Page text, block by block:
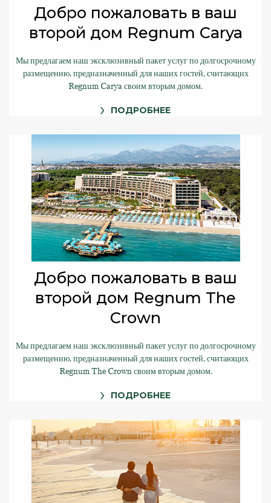
Добро пожаловать в ваш
второй дом Regnum Carya
Мы предлагаем наш эксклюзивный пакет услуг по долгосрочному
размещению, предназначенный для наших гостей, считающих
Regnum Carya своим вторым домом.
ПОДРОБНЕЕ
Добро пожаловать в ваш
второй дом Regnum The
Crown
Мы предлагаем наш эксклюзивный пакет услуг по долгосрочному
размещению, предназначенный для наших гостей, считающих
Regnum The Crown своим вторым домом.
ПОДРОБНЕЕ